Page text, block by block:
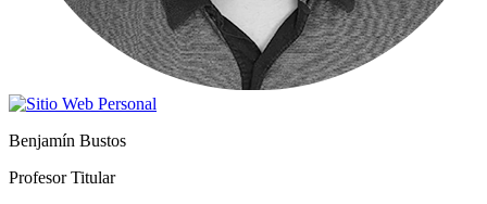
Benjamín Bustos
Profesor Titular